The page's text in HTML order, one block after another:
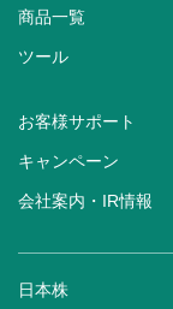
商品一覧
ツール
お客様サポート
キャンペーン
会社案内・IR情報
日本株